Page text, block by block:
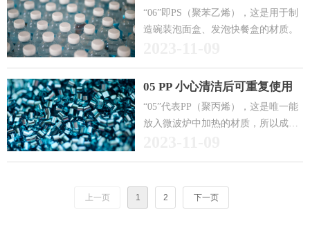
面盒
“06”即PS（聚苯乙烯），这是用于制
造碗装泡面盒、发泡快餐盒的材质。
05 PP 小心清洁后可重复使用
“05”代表PP（聚丙烯），这是唯一能
放入微波炉中加热的材质，所以成为
上一页 1 2 下一页